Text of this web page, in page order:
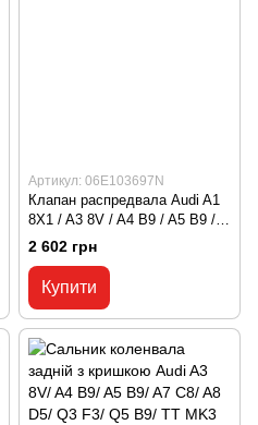
Артикул: 06E103697N
Клапан распредвала Audi A1
8X1 / A3 8V / A4 B9 / A5 B9 /
A6 С8 / A7 C8 / Q3 F3 / Q5 B9
/ VW Tiguan 2 06E103697N,
06E 103 697 N
2 602 грн
Купити